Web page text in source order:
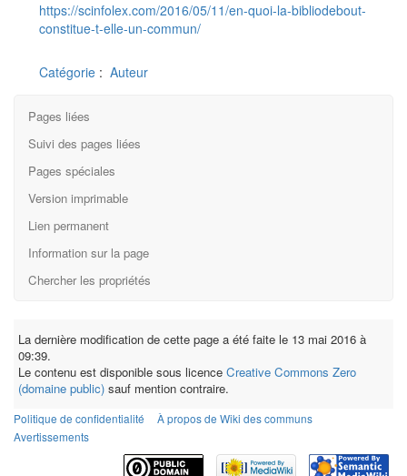
https://scinfolex.com/2016/05/11/en-quoi-la-bibliodebout-
constitue-t-elle-un-commun/
Catégorie : Auteur
Pages liées
Suivi des pages liées
Pages spéciales
Version imprimable
Lien permanent
Information sur la page
Chercher les propriétés
La dernière modification de cette page a été faite le 13 mai 2016 à
09:39.
Le contenu est disponible sous licence Creative Commons Zero
(domaine public) sauf mention contraire.
Politique de confidentialité
À propos de Wiki des communs
Avertissements